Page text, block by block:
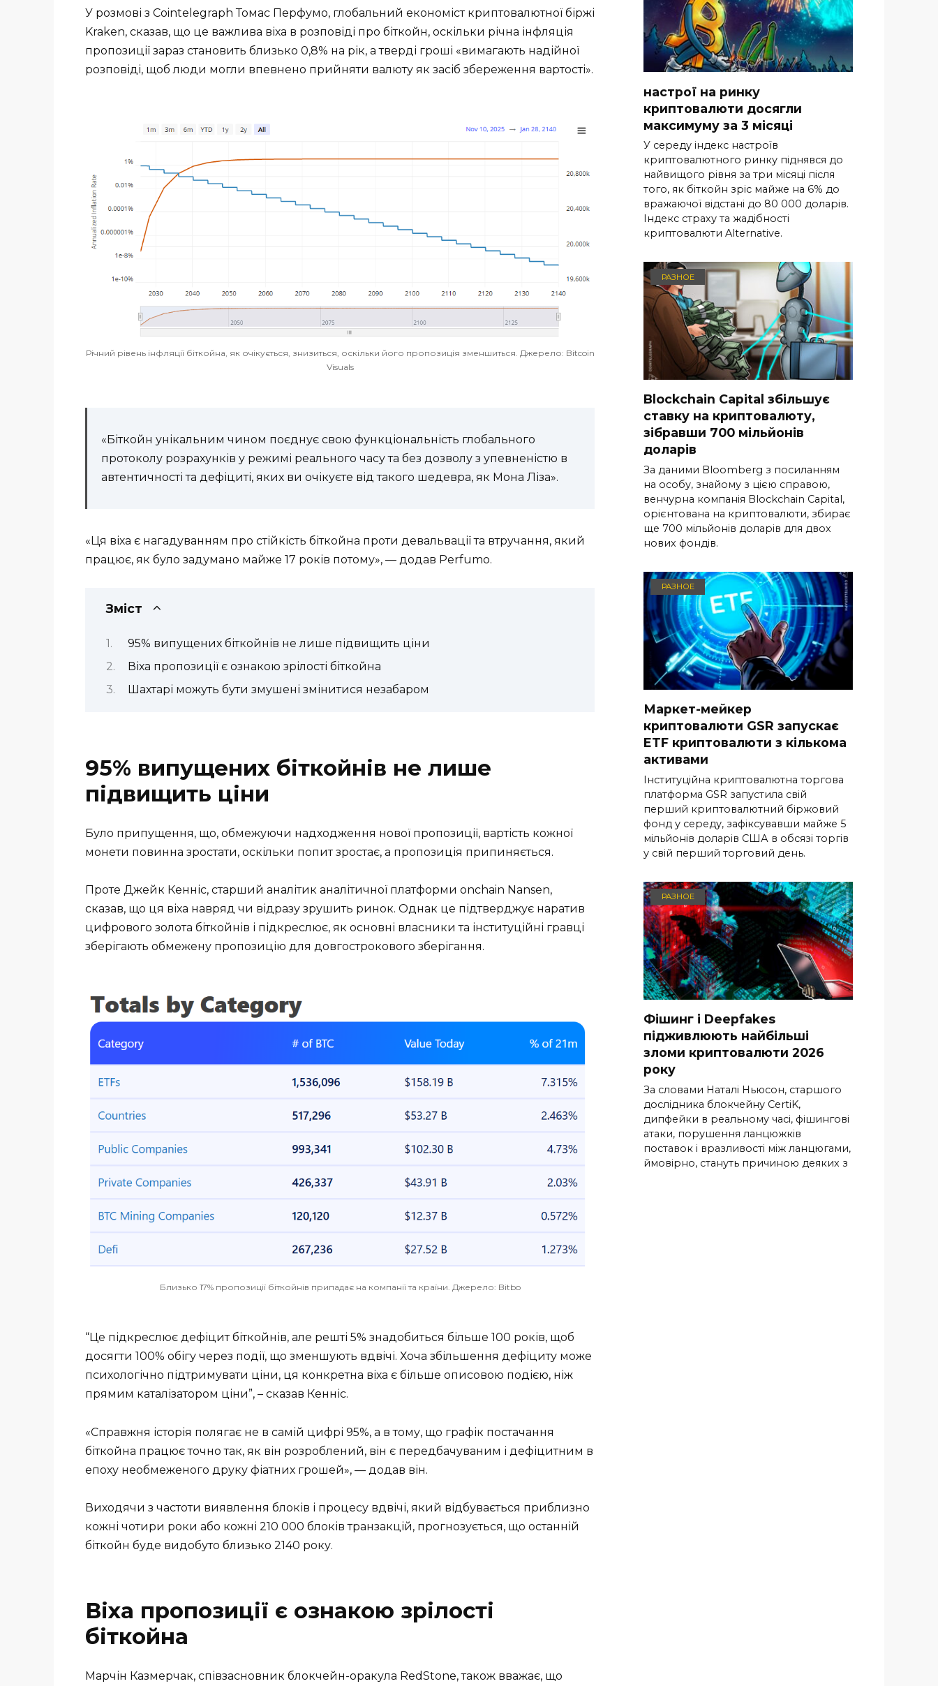
У розмові з Cointelegraph Томас Перфумо, глобальний економіст криптовалютної біржі
Kraken, сказав, що це важлива віха в розповіді про біткойн, оскільки річна інфляція
пропозиції зараз становить близько 0,8% на рік, а тверді гроші «вимагають надійної
розповіді, щоб люди могли впевнено прийняти валюту як засіб збереження вартості».
Річний рівень інфляції біткойна, як очікується, знизиться, оскільки його пропозиція зменшиться. Джерело: Bitcoin
Visuals
«Біткойн унікальним чином поєднує свою функціональність глобального
протоколу розрахунків у режимі реального часу та без дозволу з упевненістю в
автентичності та дефіциті, яких ви очікуєте від такого шедевра, як Мона Ліза».
«Ця віха є нагадуванням про стійкість біткойна проти девальвації та втручання, який
працює, як було задумано майже 17 років потому», — додав Perfumo.
Зміст
95% випущених біткойнів не лише підвищить ціни
Віха пропозиції є ознакою зрілості біткойна
Шахтарі можуть бути змушені змінитися незабаром
95% випущених біткойнів не лише
підвищить ціни
Було припущення, що, обмежуючи надходження нової пропозиції, вартість кожної
монети повинна зростати, оскільки попит зростає, а пропозиція припиняється.
Проте Джейк Кенніс, старший аналітик аналітичної платформи onchain Nansen,
сказав, що ця віха навряд чи відразу зрушить ринок. Однак це підтверджує наратив
цифрового золота біткойнів і підкреслює, як основні власники та інституційні гравці
зберігають обмежену пропозицію для довгострокового зберігання.
Близько 17% пропозиції біткойнів припадає на компанії та країни. Джерело: Bitbo
“Це підкреслює дефіцит біткойнів, але решті 5% знадобиться більше 100 років, щоб
досягти 100% обігу через події, що зменшують вдвічі. Хоча збільшення дефіциту може
психологічно підтримувати ціни, ця конкретна віха є більше описовою подією, ніж
прямим каталізатором ціни”, – сказав Кенніс.
«Справжня історія полягає не в самій цифрі 95%, а в тому, що графік постачання
біткойна працює точно так, як він розроблений, він є передбачуваним і дефіцитним в
епоху необмеженого друку фіатних грошей», — додав він.
Виходячи з частоти виявлення блоків і процесу вдвічі, який відбувається приблизно
кожні чотири роки або кожні 210 000 блоків транзакцій, прогнозується, що останній
біткойн буде видобуто близько 2140 року.
Віха пропозиції є ознакою зрілості
біткойна
Марчін Казмерчак, співзасновник блокчейн-оракула RedStone, також вважає, що
настрої на ринку
криптовалюти досягли
максимуму за 3 місяці
У середу індекс настроїв
криптовалютного ринку піднявся до
найвищого рівня за три місяці після
того, як біткойн зріс майже на 6% до
вражаючої відстані до 80 000 доларів.
Індекс страху та жадібності
криптовалюти Alternative.
РАЗНОЕ
Blockchain Capital збільшує
ставку на криптовалюту,
зібравши 700 мільйонів
доларів
За даними Bloomberg з посиланням
на особу, знайому з цією справою,
венчурна компанія Blockchain Capital,
орієнтована на криптовалюти, збирає
ще 700 мільйонів доларів для двох
нових фондів.
РАЗНОЕ
Маркет-мейкер
криптовалюти GSR запускає
ETF криптовалюти з кількома
активами
Інституційна криптовалютна торгова
платформа GSR запустила свій
перший криптовалютний біржовий
фонд у середу, зафіксувавши майже 5
мільйонів доларів США в обсязі торгів
у свій перший торговий день.
РАЗНОЕ
Фішинг і Deepfakes
підживлюють найбільші
зломи криптовалюти 2026
року
За словами Наталі Ньюсон, старшого
дослідника блокчейну CertiK,
дипфейки в реальному часі, фішингові
атаки, порушення ланцюжків
поставок і вразливості між ланцюгами,
ймовірно, стануть причиною деяких з